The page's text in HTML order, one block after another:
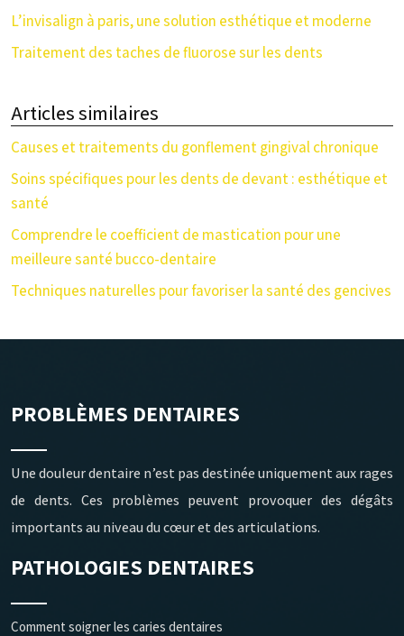
L’invisalign à paris, une solution esthétique et moderne
Traitement des taches de fluorose sur les dents
Articles similaires
Causes et traitements du gonflement gingival chronique
Soins spécifiques pour les dents de devant : esthétique et
santé
Comprendre le coefficient de mastication pour une
meilleure santé bucco-dentaire
Techniques naturelles pour favoriser la santé des gencives
PROBLÈMES DENTAIRES
Une douleur dentaire n’est pas destinée uniquement aux rages
de dents. Ces problèmes peuvent provoquer des dégâts
importants au niveau du cœur et des articulations.
PATHOLOGIES DENTAIRES
Comment soigner les caries dentaires